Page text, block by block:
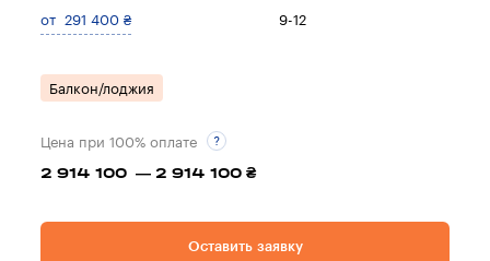
от 291 400 ₴ 9-12
Балкон/лоджия
Цена при 100% оплате
2 914 100 — 2 914 100 ₴
Оставить заявку